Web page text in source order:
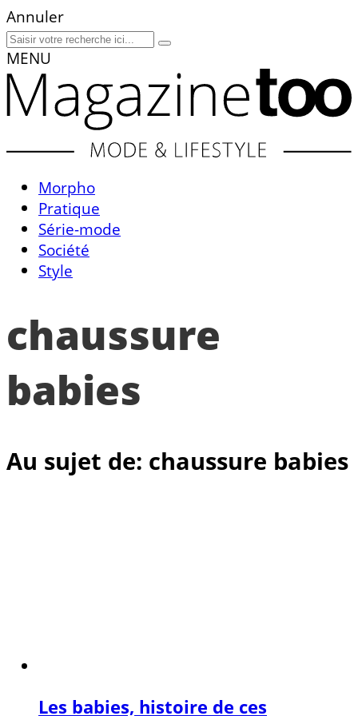
Annuler
MENU
Morpho
Pratique
Série-mode
Société
Style
chaussure
babies
Au sujet de: chaussure babies
Les babies, histoire de ces